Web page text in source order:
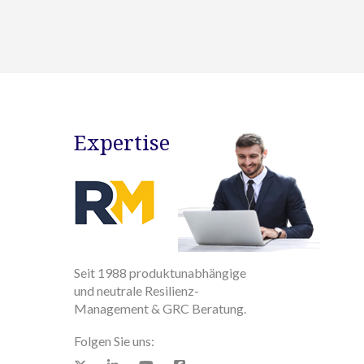
Expertise
Seit 1988 produktunabhängige
und neutrale Resilienz-
Management & GRC Beratung.
Folgen Sie uns: